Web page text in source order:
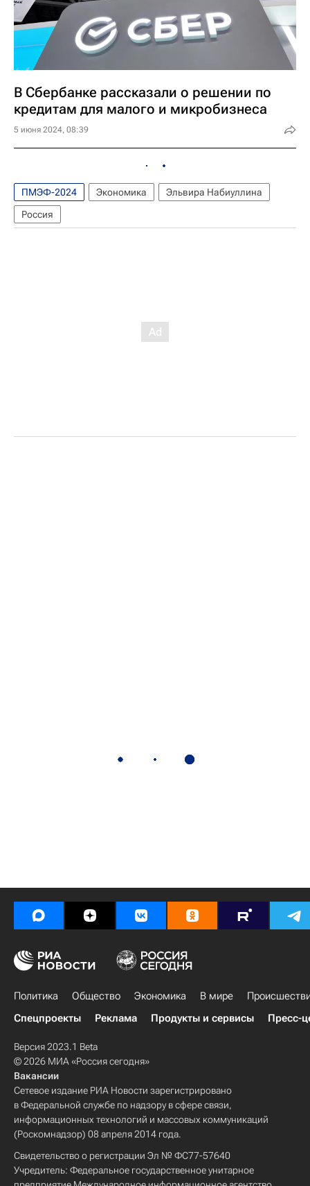
В Сбербанке рассказали о решении по
кредитам для малого и микробизнеса
5 июня 2024, 08:39
ПМЭФ-2024 Экономика
Эльвира Набиуллина
Россия
Политика Общество Экономика В мире
Спецпроекты
Реклама Продукты и сервисы Пресс-
Версия 2023.1 Beta
© 2026 МИА «Россия сегодня»
Вакансии
Сетевое издание РИА Новости зарегистрировано
в Федеральной службе по надзору в сфере связи,
информационных технологий и массовых коммуникаций
(Роскомнадзор) 08 апреля 2014 года.
Свидетельство о регистрации Эл № ФС77-57640
Учредитель: Федеральное государственное унитарное